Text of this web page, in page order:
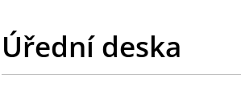
Úřední deska